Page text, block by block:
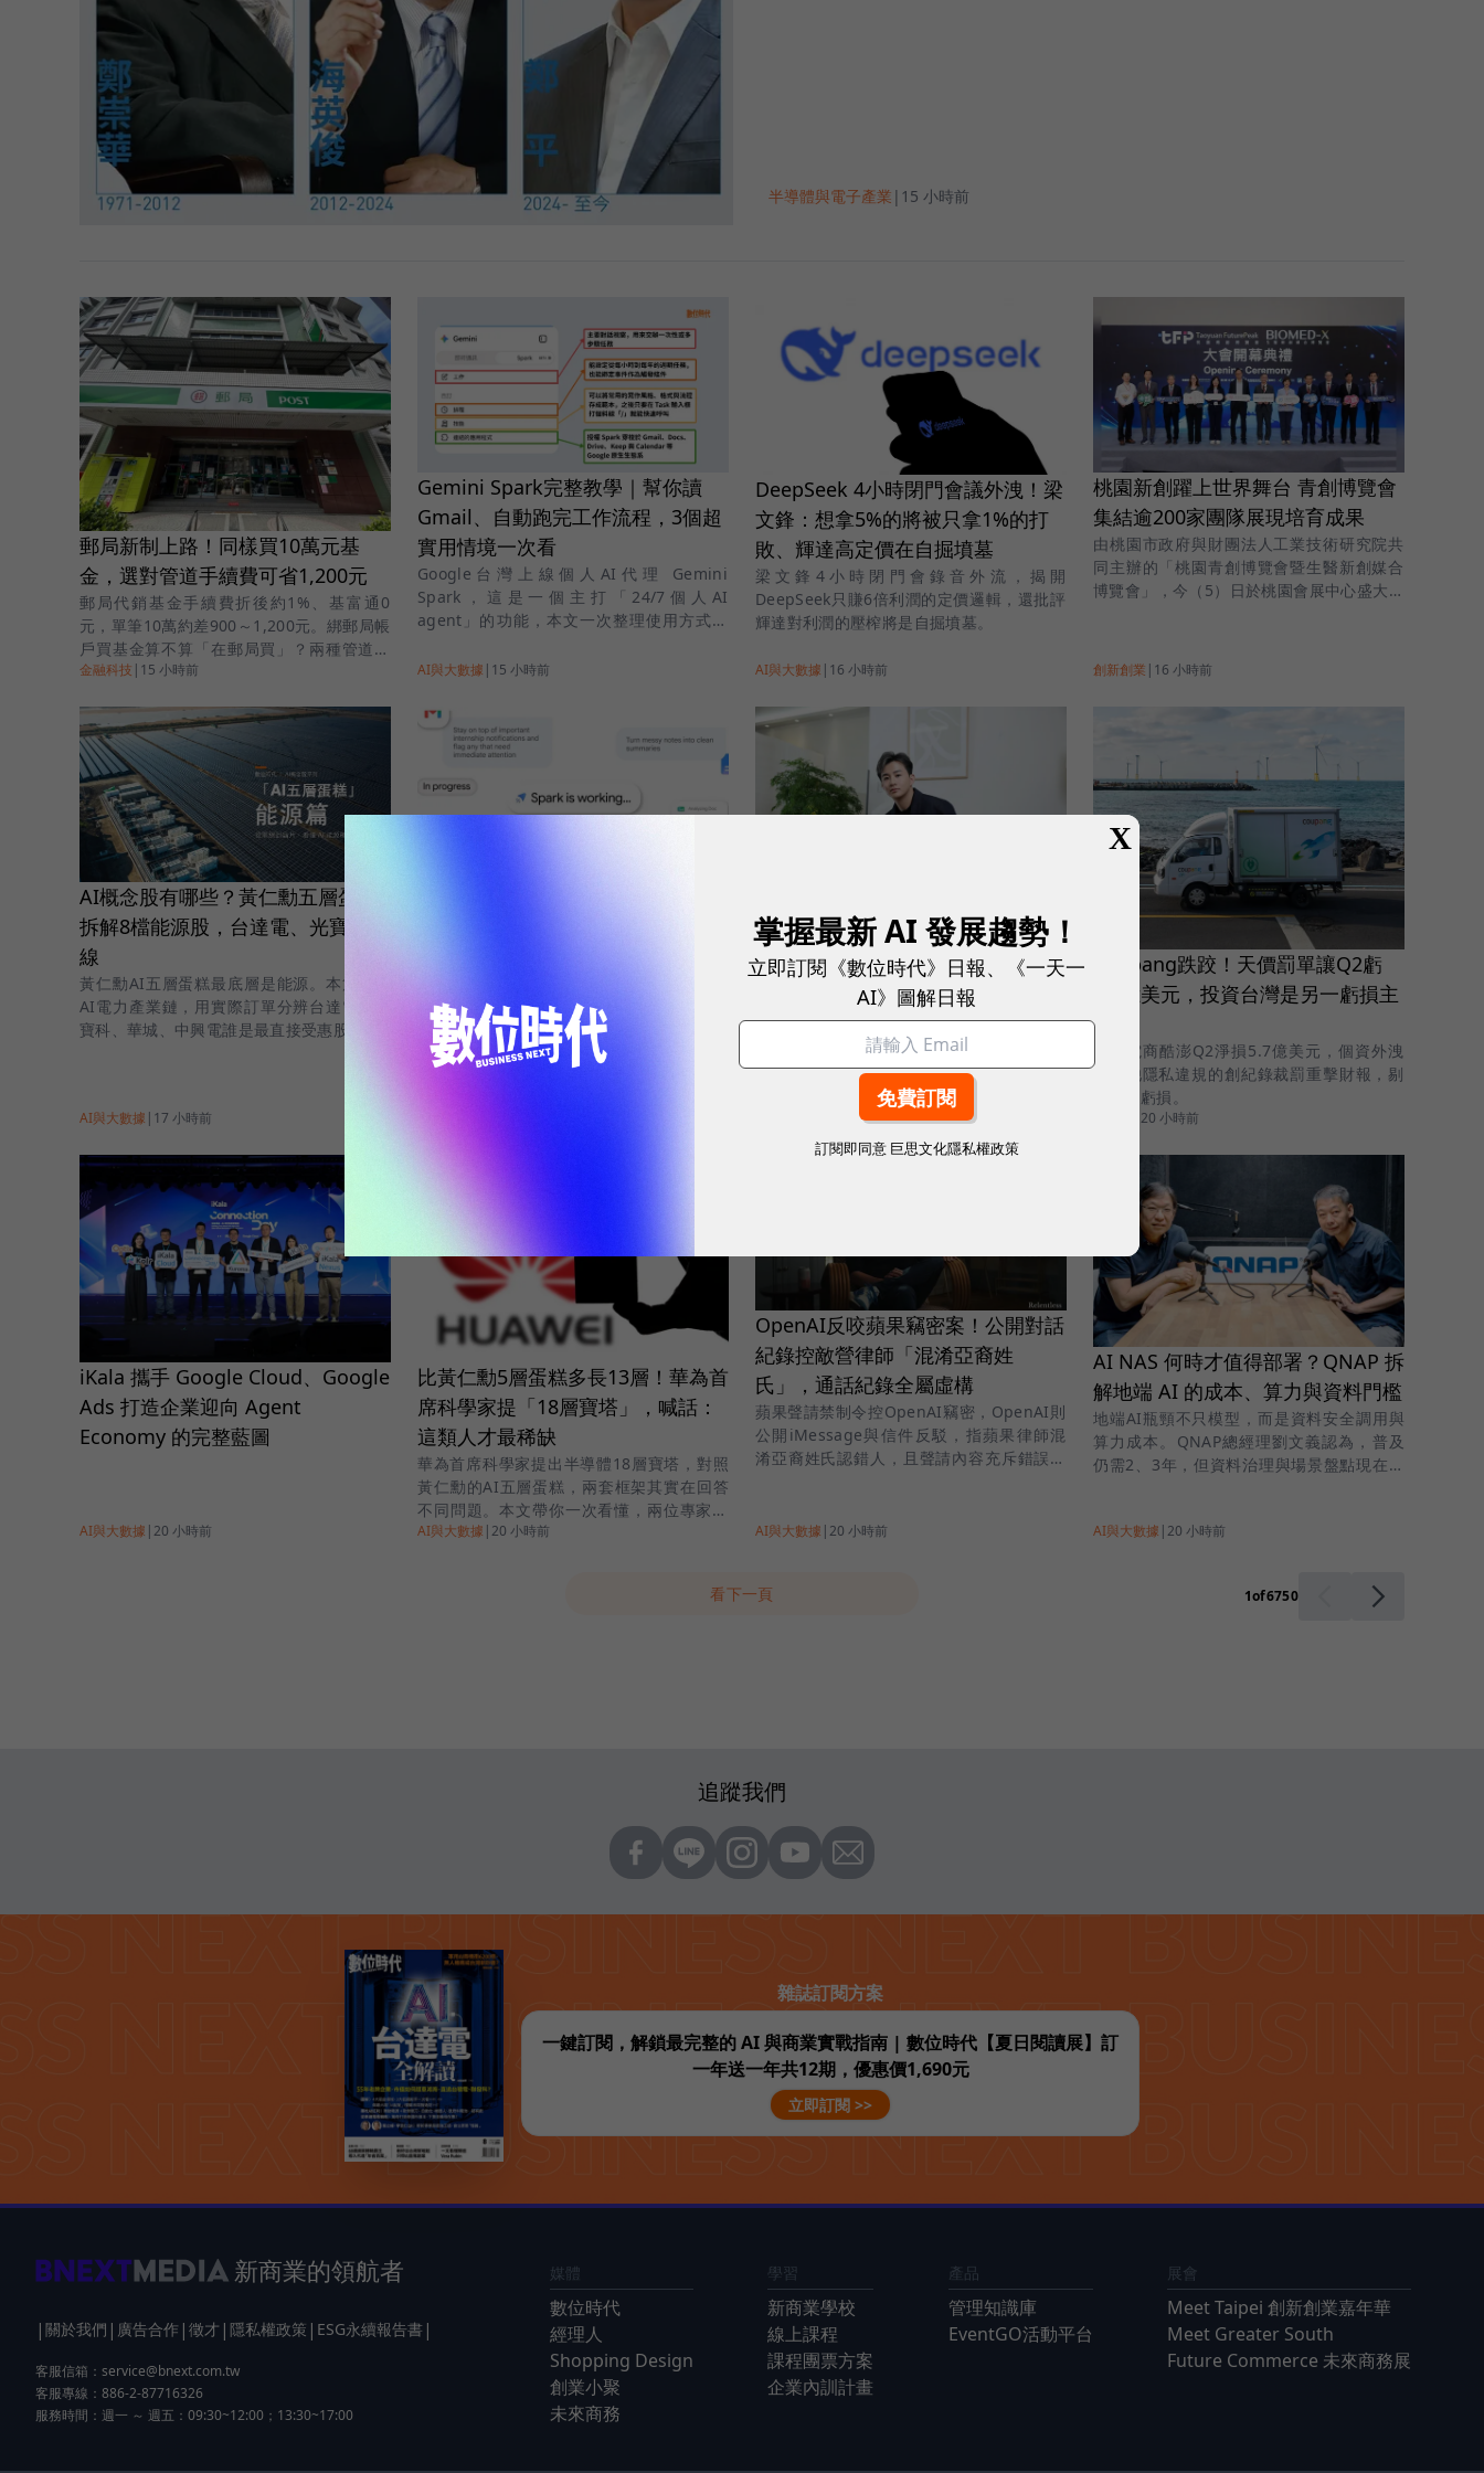
半導體與電子產業 | 15 小時前
郵局新制上路！同樣買10萬元基
金，選對管道手續費可省1,200元
郵局代銷基金手續費折後約1%、基富通0
元，單筆10萬約差900～1,200元。綁郵局帳
戶買基金算不算「在郵局買」？兩種管道費
用一次看懂。
金融科技 | 15 小時前
Gemini Spark完整教學｜幫你讀
Gmail、自動跑完工作流程，3個超
實用情境一次看
Google台灣上線個人AI代理 Gemini
Spark，這是一個主打「24/7個人AI
agent」的功能，本文一次整理使用方式供
AI與大數據 | 15 小時前
DeepSeek 4小時閉門會議外洩！梁
文鋒：想拿5%的將被只拿1%的打
敗、輝達高定價在自掘墳墓
梁文鋒4小時閉門會錄音外流，揭開
DeepSeek只賺6倍利潤的定價邏輯，還批評
輝達對利潤的壓榨將是自掘墳墓。
AI與大數據 | 16 小時前
桃園新創躍上世界舞台 青創博覽會
集結逾200家團隊展現培育成果
由桃園市政府與財團法人工業技術研究院共
同主辦的「桃園青創博覽會暨生醫新創媒合
博覽會」，今（5）日於桃園會展中心盛大登
創新創業 | 16 小時前
AI概念股有哪些？黃仁勳五層蛋糕
拆解8檔能源股，台達電、光寶科出
線
黃仁勳AI五層蛋糕最底層是能源。本篇拆解
AI電力產業鏈，用實際訂單分辨台達電、光
寶科、華城、中興電誰是最直接受惠股。
AI與大數據 | 17 小時前
次掌握。
不只投廣告！在 AI 時代，無限創意
行銷如何從企業營運出發，放大行
生成式 AI 讓文案、圖片與廣告素材都能更快
完成，當執行成本下降，企業判斷問題出在
19 小時前
Coupang跌跤！天價罰單讓Q2虧
5.7億美元，投資台灣是另一虧損主
因？
南韓電商酷澎Q2淨損5.7億美元，個資外洩
與其他隱私違規的創紀錄裁罰重擊財報，剔
除後仍虧損。
20 小時前
iKala 攜手 Google Cloud、Google
Ads 打造企業迎向 Agent
Economy 的完整藍圖
AI與大數據 |20 小時前
比黃仁勳5層蛋糕多長13層！華為首
席科學家提「18層寶塔」，喊話：
這類人才最稀缺
華為首席科學家提出半導體18層寶塔，對照
黃仁勳的AI五層蛋糕，兩套框架其實在回答
不同問題。本文帶你一次看懂，兩位專家在
說什麼。
AI與大數據 |20 小時前
OpenAI反咬蘋果竊密案！公開對話
紀錄控敵營律師「混淆亞裔姓
氏」，通話紀錄全屬虛構
蘋果聲請禁制令控OpenAI竊密，OpenAI則
公開iMessage與信件反駁，指蘋果律師混
淆亞裔姓氏認錯人，且聲請內容充斥錯誤資
AI與大數據 |20 小時前
AI NAS 何時才值得部署？QNAP 拆
解地端 AI 的成本、算力與資料門檻
地端AI瓶頸不只模型，而是資料安全調用與
算力成本。QNAP總經理劉文義認為，普及
仍需2、3年，但資料治理與場景盤點現在就
AI與大數據 |20 小時前
看下一頁 1of6750
追蹤我們
雜誌訂閱方案
一鍵訂閱，解鎖最完整的 AI 與商業實戰指南 | 數位時代【夏日閱讀展】訂
一年送一年共12期，優惠價1,690元
立即訂閱 >>
新商業的領航者
| 關於我們 | 廣告合作 | 徵才 | 隱私權政策 | ESG永續報告書 |
客服信箱： service@bnext.com.tw
客服專線：886-2-87716326
服務時間：週一 ～ 週五：09:30~12:00；13:30~17:00
媒體
數位時代
經理人
Shopping Design
創業小聚
未來商務
學習
新商業學校
線上課程
課程團票方案
企業內訓計畫
產品
管理知識庫
EventGO活動平台
展會
Meet Taipei 創新創業嘉年華
Meet Greater South
Future Commerce 未來商務展
X
掌握最新 AI 發展趨勢！
立即訂閱《數位時代》日報、《一天一
AI》圖解日報
訂閱即同意 巨思文化隱私權政策